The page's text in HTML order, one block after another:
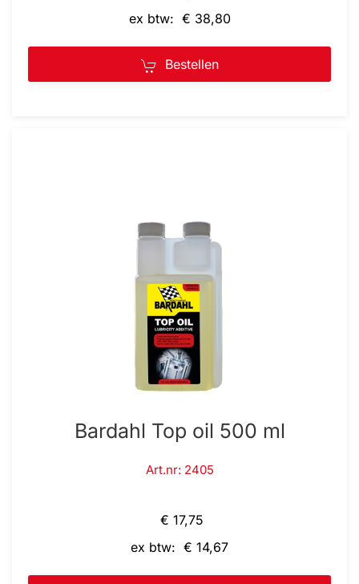
ex btw: € 38,80
Bestellen
Bardahl Top oil 500 ml
Art.nr: 2405
€ 17,75
ex btw: € 14,67